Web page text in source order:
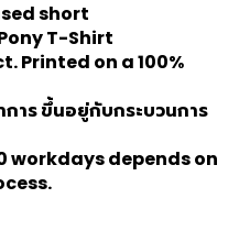
short
T-Shirt
Printed on a 100%
าร ขึ้นอยู่กับกระบวนการ
depends on